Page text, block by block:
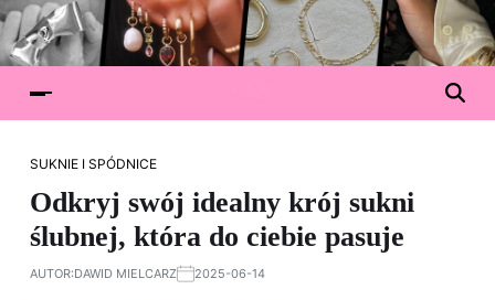
SUKNIE I SPÓDNICE
Odkryj swój idealny krój sukni
ślubnej, która do ciebie pasuje
AUTOR:DAWID MIELCARZ 2025-06-14